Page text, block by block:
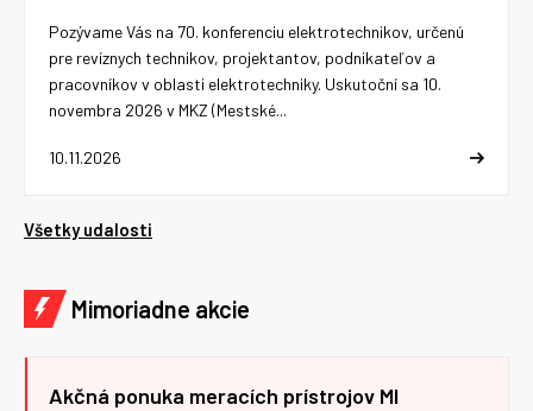
10.11.2026
Pozývame Vás na 70. konferenciu elektrotechnikov, určenú
pre revíznych technikov, projektantov, podnikateľov a
pracovníkov v oblasti elektrotechniky. Uskutoční sa 10.
novembra 2026 v MKZ (Mestské...
Všetky udalosti
Mimoriadne akcie
Akčná ponuka meracích prístrojov MI